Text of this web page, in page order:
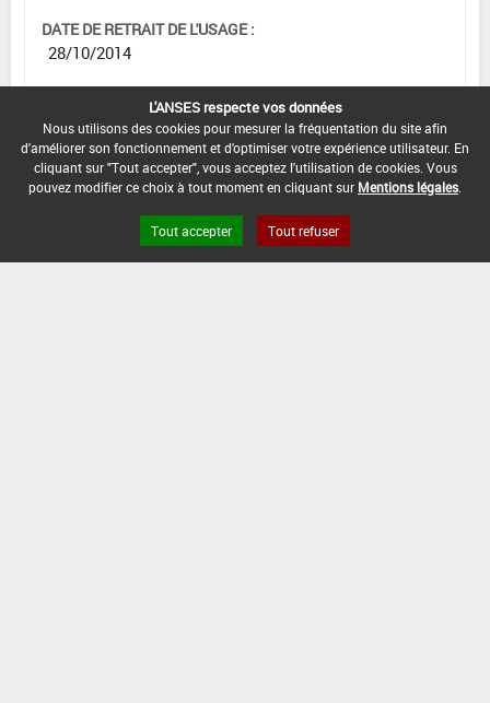
DATE DE RETRAIT DE L'USAGE :
28/10/2014
DATE DE FIN DE DISTRIBUTION :
DATE DE FIN D'UTILISATION :
30/11/2015
L'ANSES respecte vos données
Nous utilisons des cookies pour mesurer la fréquentation du site afin
d'améliorer son fonctionnement et d'optimiser votre expérience utilisateur. En
cliquant sur "Tout accepter", vous acceptez l'utilisation de cookies. Vous
pouvez modifier ce choix à tout moment en cliquant sur Mentions légales
Tout accepter Tout refuser